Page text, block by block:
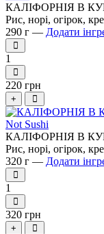
КАЛІФОРНІЯ В
Рис, норі, огірок,
290 г — Додати
1
220 грн
+
КАЛІФОРНІЯ В
Рис, норі, огірок,
320 г — Додати
1
320 грн
+